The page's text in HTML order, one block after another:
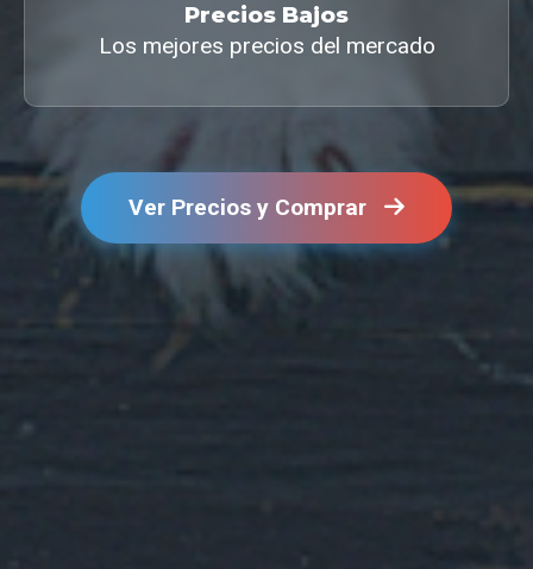
Precios Bajos
Los mejores precios del mercado
Ver Precios y Comprar